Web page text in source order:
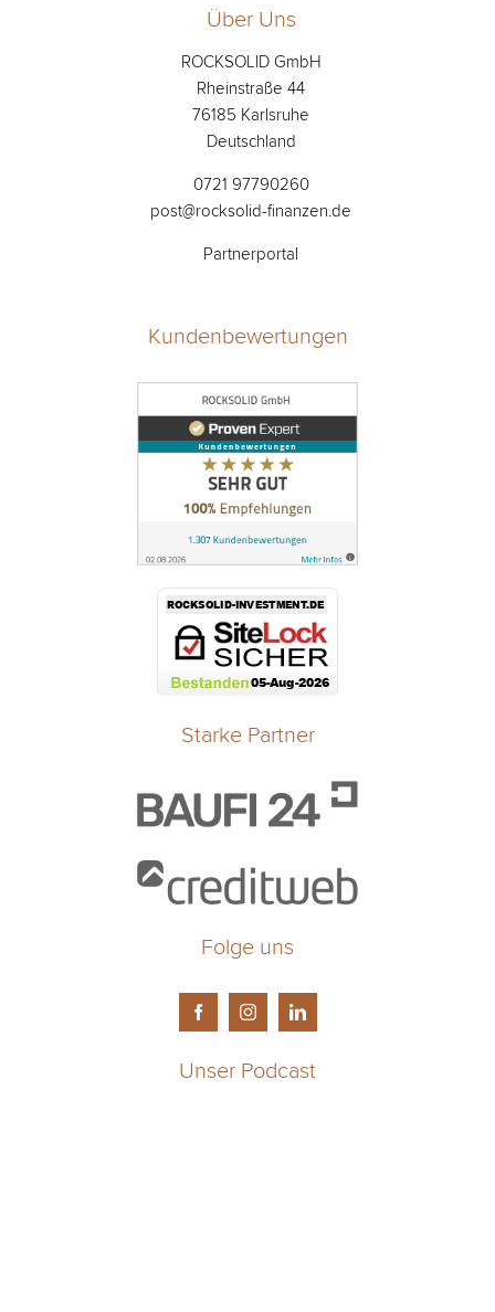
Über Uns
ROCKSOLID GmbH
Rheinstraße 44
76185 Karlsruhe
Deutschland
0721 97790260
post@rocksolid-finanzen.de
Partnerportal
Kundenbewertungen
Starke Partner
Folge uns
Unser Podcast